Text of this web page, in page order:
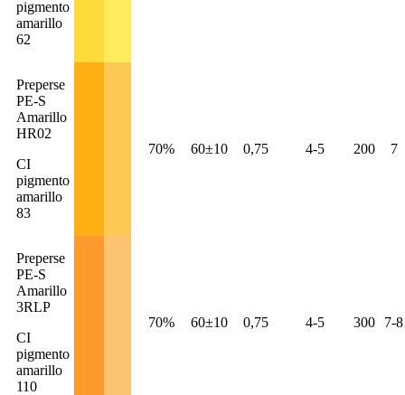
pigmento
amarillo
62
Preperse
PE-S
Amarillo
HR02
CI
pigmento
amarillo
83
70% 60±10 0,75 4-5 200 7
Preperse
PE-S
Amarillo
3RLP
CI
pigmento
amarillo
110
70% 60±10 0,75 4-5 300 7-8